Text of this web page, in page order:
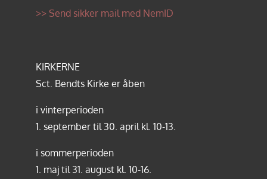
>> Send sikker mail med NemID
KIRKERNE
Sct. Bendts Kirke er åben
i vinterperioden
1. september til 30. april kl. 10-13.
i sommerperioden
1. maj til 31. august kl. 10-16.